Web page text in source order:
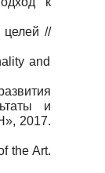
целей //
and
и
2017.
the Art.